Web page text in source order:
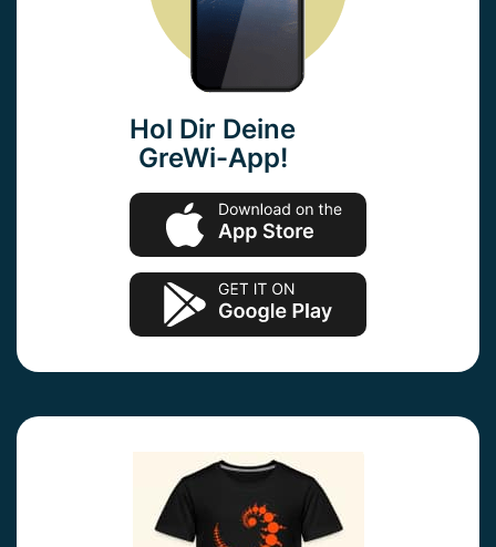
Hol Dir Deine
GreWi-App!